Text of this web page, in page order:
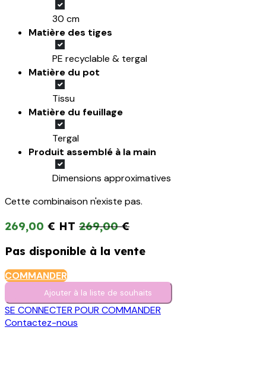
30 cm
Matière des tiges
PE recyclable & tergal
Matière du pot
Tissu
Matière du feuillage
Tergal
Produit assemblé à la main
Dimensions approximatives
Cette combinaison n'existe pas.
269,00 € 269,00€
Pas disponible à la vente
COMMANDER
Ajouter à la liste de s​o​uh​aits
SE CONNECTER POUR COMMANDER
Contactez-nous